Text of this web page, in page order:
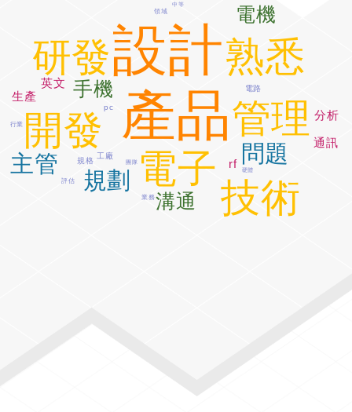
產品
設計
管理
電子
開發
研發 熟悉
技術
問題
規劃
主管
手機
電機
溝通
rf
英文
生產
分析
通訊
電路
工廠
規格
pc
業務
行業
評估
領域
團隊
中等
硬體